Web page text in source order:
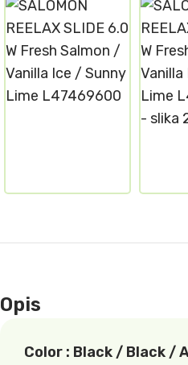
Opis
Color : Black / Black /